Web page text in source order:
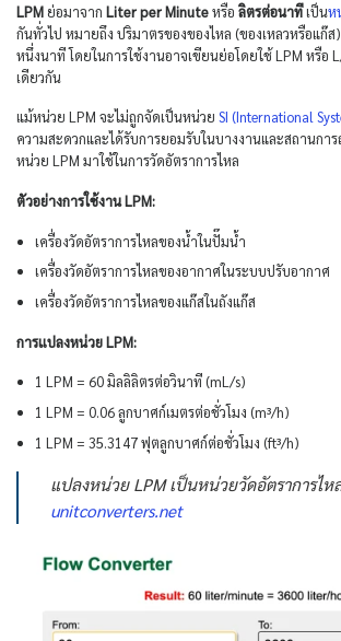
LPMย่อมาจาก Liter per Minuteหรือ ลิตรต่อนาทีเป็นห
กันทั่วไป หมายถึง ปริมาตรของของไหล (ของเหลวหรือแก๊
หนึ่งนาที โดยในการใช้งานอาจเขียนย่อโดยใช้ LPM หรือ
เดียวกัน
แม้หน่วย LPM จะไม่ถูกจัดเป็นหน่วย SI (International
ความสะดวกและได้รับการยอมรับในบางงานและสถานกา
หน่วย LPM มาใช้ในการวัดอัตราการไหล
ตัวอย่างการใช้งาน LPM:
เครื่องวัดอัตราการไหลของน้ำในปั๊มน้ำ
เครื่องวัดอัตราการไหลของอากาศในระบบปรับอากาศ
เครื่องวัดอัตราการไหลของแก๊สในถังแก๊ส
การแปลงหน่วย LPM:
1 LPM = 60 มิลลิลิตรต่อวินาที (mL/s)
1 LPM = 0.06 ลูกบาศก์เมตรต่อชั่วโมง (m³/h)
1 LPM = 35.3147 ฟุตลูกบาศก์ต่อชั่วโมง (ft³/h)
แปลงหน่วย LPM เป็นหน่วยวัดอัตราการไ
unitconverters.net